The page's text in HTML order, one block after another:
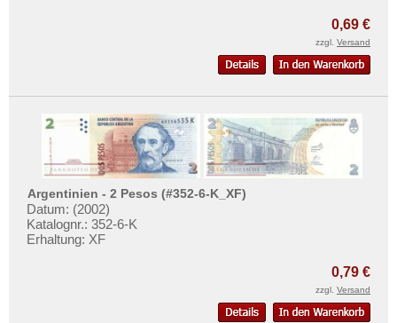
0,69 €
zzgl. Versand
Argentinien - 2 Pesos (#352-6-K_XF)
Datum: (2002)
Katalognr.: 352-6-K
Erhaltung: XF
0,79 €
zzgl. Versand